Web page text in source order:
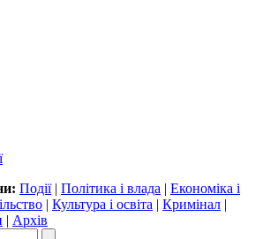
Події| Політика і влада | Економіка і
| Культура і освіта | Кримінал |
| Архів